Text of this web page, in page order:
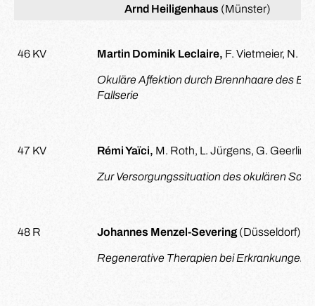
Arnd Heiligenhaus (Münster)
46 KV Martin Dominik Leclaire, F. Vietmeier, N.
Okuläre Affektion durch Brennhaare des
Fallserie
47 KV Rémi Yaïci, M. Roth, L. Jürgens, G.
Zur Versorgungssituation des okulären
48 R Johannes Menzel-Severing(Düsseldorf)
Regenerative Therapien bei Erkrankungen